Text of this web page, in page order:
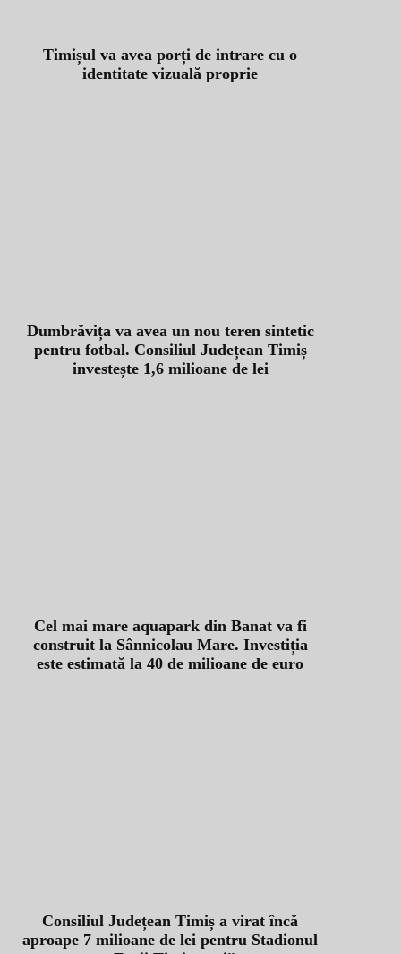
Timișul va avea porți de intrare cu o
identitate vizuală proprie
Dumbrăvița va avea un nou teren sintetic
pentru fotbal. Consiliul Județean Timiș
investește 1,6 milioane de lei
Cel mai mare aquapark din Banat va fi
construit la Sânnicolau Mare. Investiția
este estimată la 40 de milioane de euro
Consiliul Județean Timiș a virat încă
aproape 7 milioane de lei pentru Stadionul